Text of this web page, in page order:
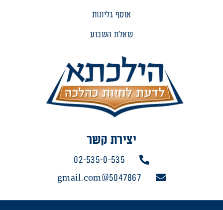
יצירת קשר
02-535-0-535
5047867@gmail.com
אוסף גליונות
שאלת השבוע